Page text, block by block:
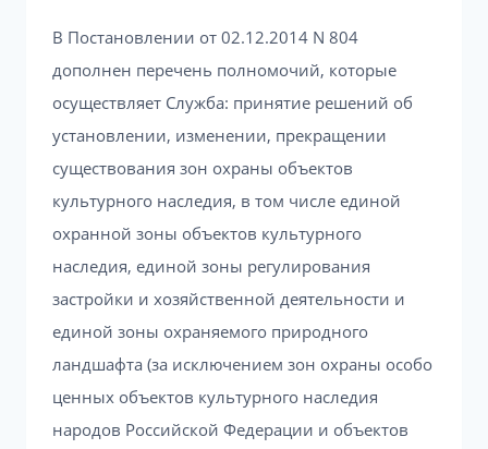
В Постановлении от 02.12.2014 N 804
дополнен перечень полномочий, которые
осуществляет Служба: принятие решений об
установлении, изменении, прекращении
существования зон охраны объектов
культурного наследия, в том числе единой
охранной зоны объектов культурного
наследия, единой зоны регулирования
застройки и хозяйственной деятельности и
единой зоны охраняемого природного
ландшафта (за исключением зон охраны особо
ценных объектов культурного наследия
народов Российской Федерации и объектов